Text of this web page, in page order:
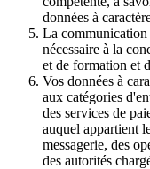
données à
La communication
nécessaire à la
et de formation et
Vos données à
aux catégories
des services de
auquel appartient
messagerie, des
des autorités